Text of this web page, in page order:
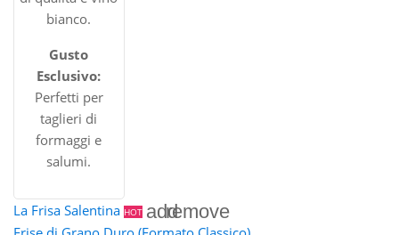
bianco.
Gusto
Esclusivo:
Perfetti per
taglieri di
formaggi e
salumi.
La Frisa Salentina HOT addremove